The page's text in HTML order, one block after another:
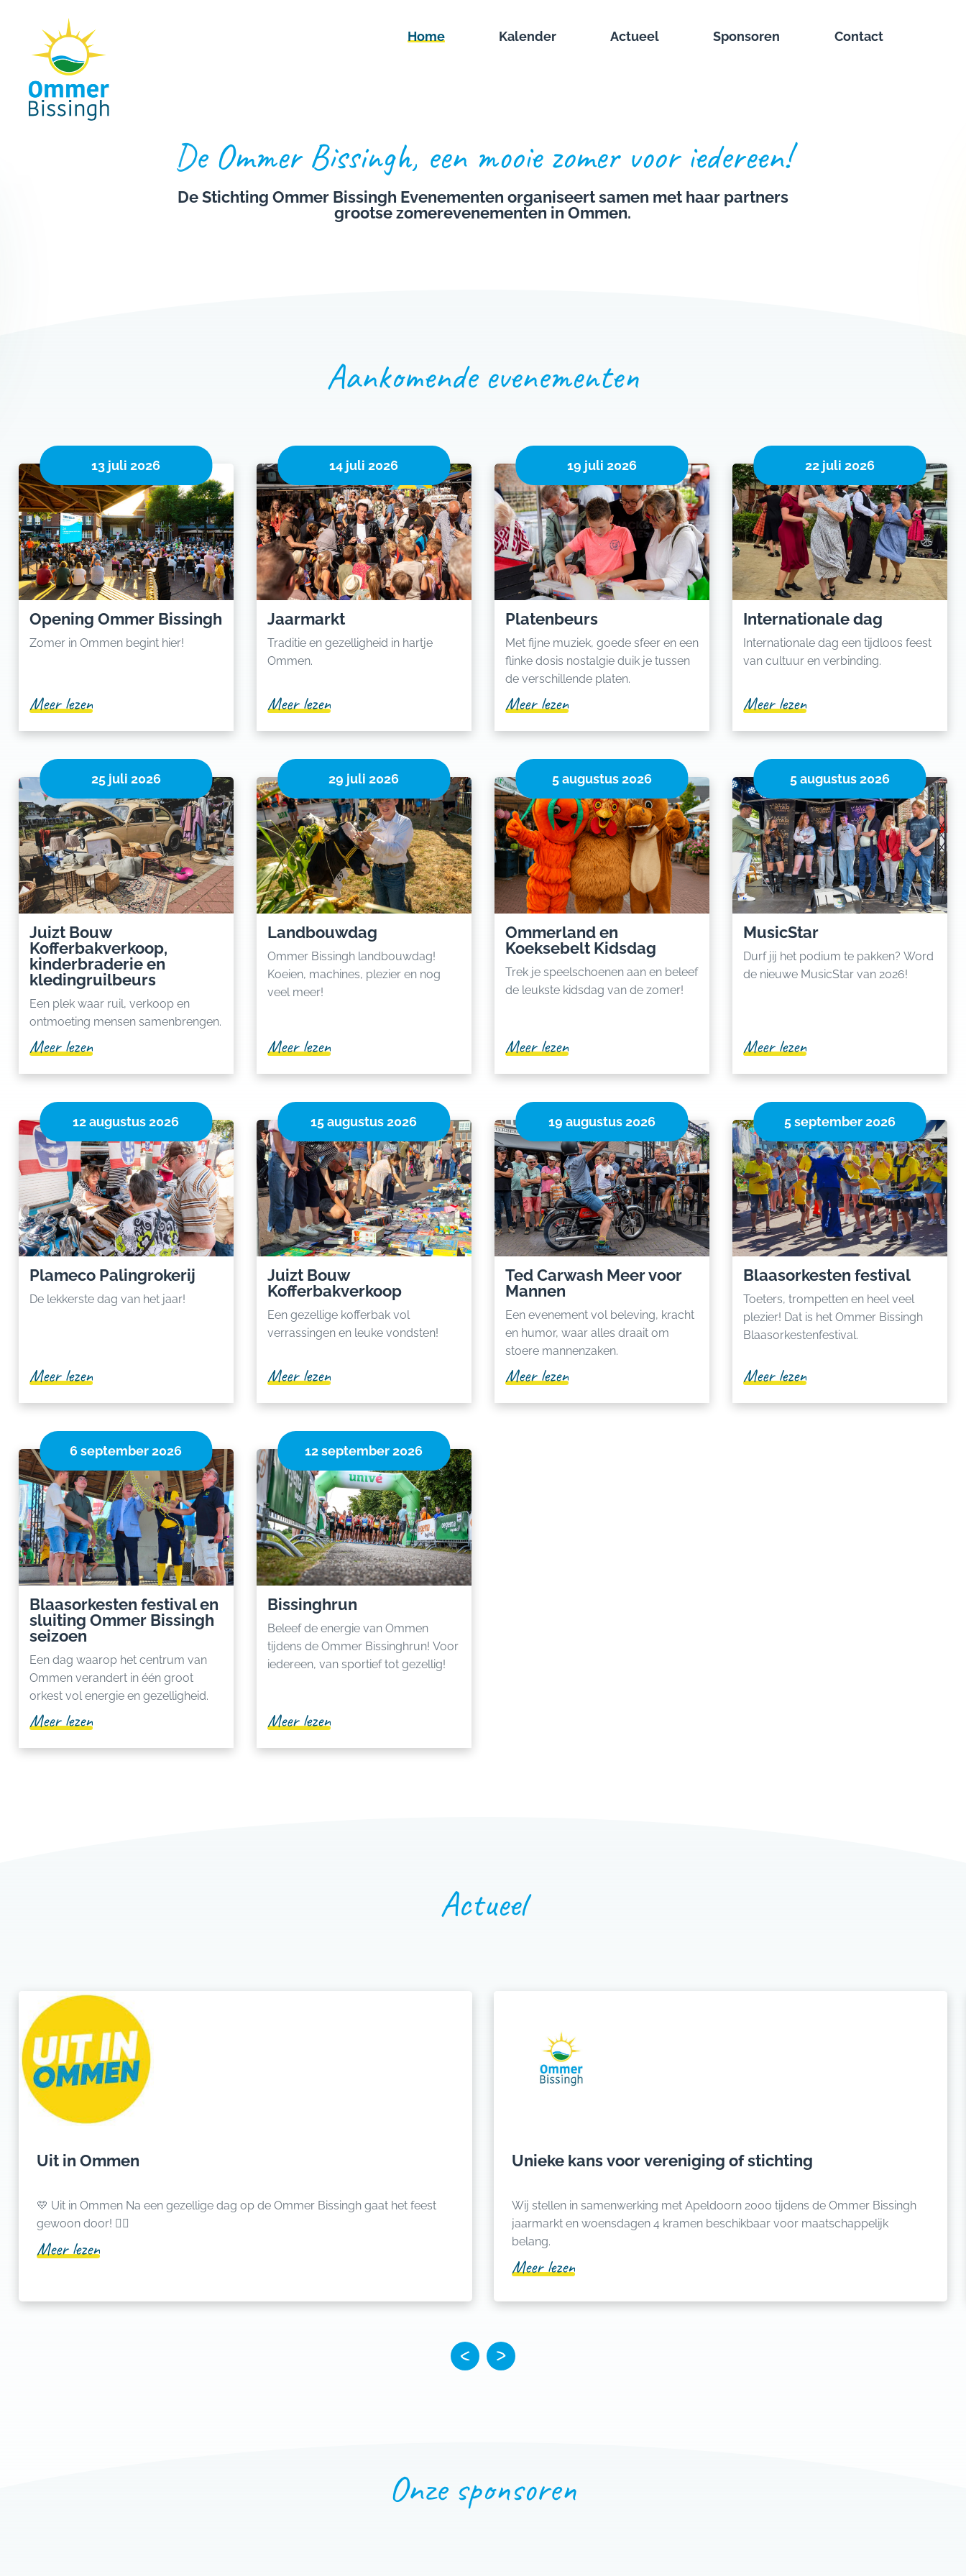
Naar hoofdinhoud
Home Kalender Actueel Sponsoren Contact
De Ommer Bissingh, een mooie zomer voor iedereen!
De Stichting Ommer Bissingh Evenementen organiseert samen met haar partners
grootse zomerevenementen in Ommen.
Aankomende evenementen
13 juli 2026
Opening Ommer Bissingh
Zomer in Ommen begint hier!
Meer lezen
14 juli 2026
Jaarmarkt
Traditie en gezelligheid in hartje
Ommen.
Meer lezen
19 juli 2026
Platenbeurs
Met fijne muziek, goede sfeer en een
flinke dosis nostalgie duik je tussen
de verschillende platen.
Meer lezen
22 juli 2026
Internationale dag
Internationale dag een tijdloos feest
van cultuur en verbinding.
Meer lezen
25 juli 2026
Juizt Bouw
Kofferbakverkoop,
kinderbraderie en
kledingruilbeurs
Een plek waar ruil, verkoop en
ontmoeting mensen samenbrengen.
Meer lezen
29 juli 2026
Landbouwdag
Ommer Bissingh landbouwdag!
Koeien, machines, plezier en nog
veel meer!
Meer lezen
5 augustus 2026
Ommerland en
Koeksebelt Kidsdag
Trek je speelschoenen aan en beleef
de leukste kidsdag van de zomer!
Meer lezen
5 augustus 2026
MusicStar
Durf jij het podium te pakken? Word
de nieuwe MusicStar van 2026!
Meer lezen
12 augustus 2026
Plameco Palingrokerij
De lekkerste dag van het jaar!
Meer lezen
15 augustus 2026
Juizt Bouw
Kofferbakverkoop
Een gezellige kofferbak vol
verrassingen en leuke vondsten!
Meer lezen
19 augustus 2026
Ted Carwash Meer voor
Mannen
Een evenement vol beleving, kracht
en humor, waar alles draait om
stoere mannenzaken.
Meer lezen
5 september 2026
Blaasorkesten festival
Toeters, trompetten en heel veel
plezier! Dat is het Ommer Bissingh
Blaasorkestenfestival.
Meer lezen
6 september 2026
Blaasorkesten festival en
sluiting Ommer Bissingh
seizoen
Een dag waarop het centrum van
Ommen verandert in één groot
orkest vol energie en gezelligheid.
Meer lezen
12 september 2026
Bissinghrun
Beleef de energie van Ommen
tijdens de Ommer Bissinghrun! Voor
iedereen, van sportief tot gezellig!
Meer lezen
Actueel
Uit in Ommen
💛 Uit in Ommen Na een gezellige dag op de Ommer Bissingh gaat het feest
gewoon door! 👌🏻
Meer lezen
Unieke kans voor vereniging of stichting
Wij stellen in samenwerking met Apeldoorn 2000 tijdens de Ommer Bissingh
jaarmarkt en woensdagen 4 kramen beschikbaar voor maatschappelijk
belang.
Meer lezen
Onze sponsoren